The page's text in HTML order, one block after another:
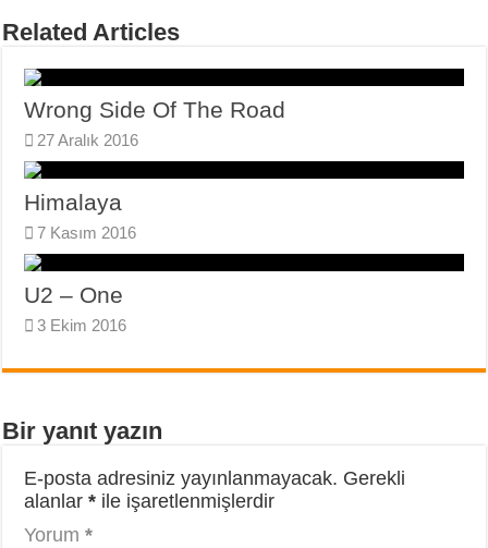
Related Articles
Wrong Side Of The Road
27 Aralık 2016
Himalaya
7 Kasım 2016
U2 – One
3 Ekim 2016
Bir yanıt yazın
E-posta adresiniz yayınlanmayacak. Gerekli
alanlar* ile işaretlenmişlerdir
Yorum*